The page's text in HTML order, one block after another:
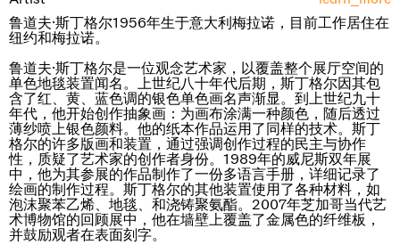
鲁道夫·斯丁格尔1956年生于意大利梅拉诺，目前工作居住在
纽约和梅拉诺。
鲁道夫·斯丁格尔是一位观念艺术家，以覆盖整个展厅空间的
单色地毯装置闻名。上世纪八十年代后期，斯丁格尔因其包
含了红、黄、蓝色调的银色单色画名声渐显。到上世纪九十
年代，他开始创作抽象画：为画布涂满一种颜色，随后透过
薄纱喷上银色颜料。他的纸本作品运用了同样的技术。斯丁
格尔的许多版画和装置，通过强调创作过程的民主与协作
性，质疑了艺术家的创作者身份。1989年的威尼斯双年展
中，他为其参展的作品制作了一份多语言手册，详细记录了
绘画的制作过程。斯丁格尔的其他装置使用了各种材料，如
泡沫聚苯乙烯、地毯、和浇铸聚氨酯。2007年芝加哥当代艺
术博物馆的回顾展中，他在墙壁上覆盖了金属色的纤维板，
并鼓励观者在表面刻字。